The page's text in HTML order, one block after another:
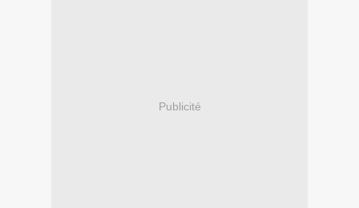
Publicité